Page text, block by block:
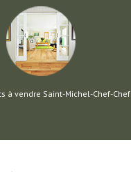
à vendre Saint-Michel-Chef-Chef